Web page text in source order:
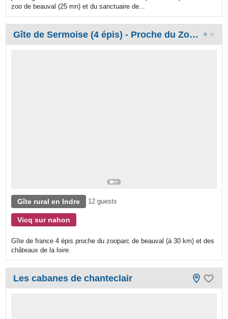
zoo de beauval (25 mn) et du sanctuaire de...
Gîte de Sermoise (4 épis) - Proche du Zooparc de Beauval et des châteaux de la Loire
Gîte rural en Indre 12 guests
Vicq sur nahon
Gîte de france 4 épis proche du zooparc de beauval (à 30 km) et des
châteaux de la loire.
Les cabanes de chanteclair